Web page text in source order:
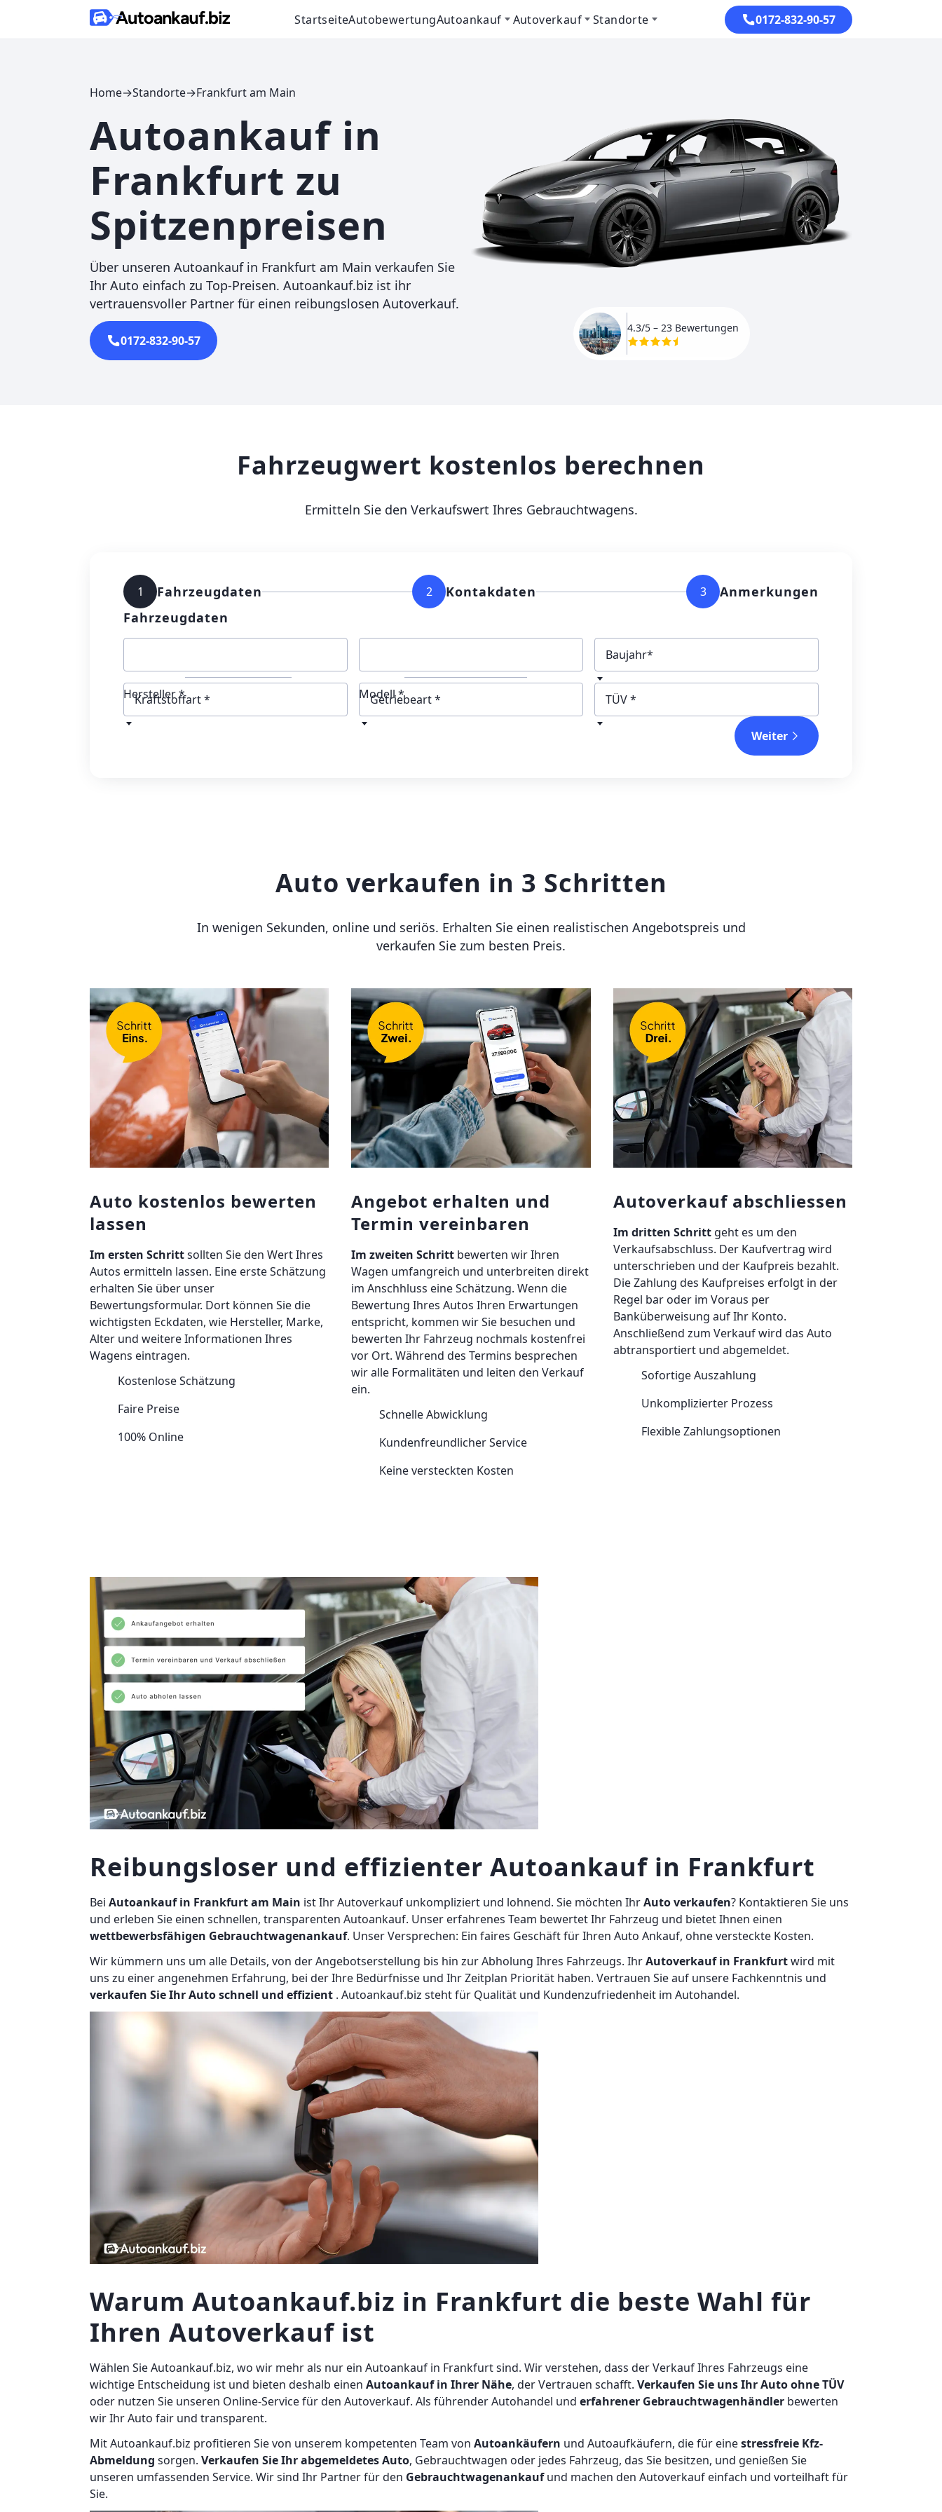
StartseiteAutobewertungAutoankauf Autoverkauf Standorte 0172-832-90-57
Home→Standorte→Frankfurt am Main
Autoankauf in
Frankfurt zu
Spitzenpreisen
Über unseren Autoankauf in Frankfurt am Main verkaufen Sie
Ihr Auto einfach zu Top-Preisen. Autoankauf.biz ist ihr
vertrauensvoller Partner für einen reibungslosen Autoverkauf.
0172-832-90-57
4.3/5– 23 Bewertungen
Fahrzeugwert kostenlos berechnen
Ermitteln Sie den Verkaufswert Ihres Gebrauchtwagens.
1 Fahrzeugdaten 2 Kontakdaten 3
Anmerkungen
Fahrzeugdaten
Hersteller * Modell *
Baujahr
Weiter
Auto verkaufen in 3 Schritten
In wenigen Sekunden, online und seriös. Erhalten Sie einen realistischen Angebotspreis und
verkaufen Sie zum besten Preis.
Auto kostenlos bewerten
lassen
Im ersten Schrittsollten Sie den Wert Ihres
Autos ermitteln lassen. Eine erste Schätzung
erhalten Sie über unser
Bewertungsformular. Dort können Sie die
wichtigsten Eckdaten, wie Hersteller, Marke,
Alter und weitere Informationen Ihres
Wagens eintragen.
Kostenlose Schätzung
Faire Preise
100% Online
Angebot erhalten und
Termin vereinbaren
Im zweiten Schritt bewerten wir Ihren
Wagen umfangreich und unterbreiten direkt
im Anschhluss eine Schätzung. Wenn die
Bewertung Ihres Autos Ihren Erwartungen
entspricht, kommen wir Sie besuchen und
bewerten Ihr Fahrzeug nochmals kostenfrei
vor Ort. Während des Termins besprechen
wir alle Formalitäten und leiten den Verkauf
ein.
Schnelle Abwicklung
Kundenfreundlicher Service
Keine versteckten Kosten
Autoverkauf abschliessen
Im dritten Schrittgeht es um den
Verkaufsabschluss. Der Kaufvertrag wird
unterschrieben und der Kaufpreis bezahlt.
Die Zahlung des Kaufpreises erfolgt in der
Regel bar oder im Voraus per
Banküberweisung auf Ihr Konto.
Anschließend zum Verkauf wird das Auto
abtransportiert und abgemeldet.
Sofortige Auszahlung
Unkomplizierter Prozess
Flexible Zahlungsoptionen
Reibungsloser und effizienter Autoankauf in Frankfurt
Bei Autoankauf in Frankfurt am Main ist Ihr Autoverkauf unkompliziert und lohnend. Sie möchten IhrAuto verkaufen? Kontaktieren Sie uns
und erleben Sie einen schnellen, transparenten Autoankauf. Unser erfahrenes Team bewertet Ihr Fahrzeug und bietet Ihnen einen
wettbewerbsfähigen Gebrauchtwagenankauf. Unser Versprechen: Ein faires Geschäft für Ihren Auto Ankauf, ohne versteckte Kosten.
Wir kümmern uns um alle Details, von der Angebotserstellung bis hin zur Abholung Ihres Fahrzeugs. IhrAutoverkauf in Frankfurtwird mit
uns zu einer angenehmen Erfahrung, bei der Ihre Bedürfnisse und Ihr Zeitplan Priorität haben. Vertrauen Sie auf unsere Fachkenntnis und
verkaufen Sie Ihr Auto schnell und effizient . Autoankauf.biz steht für Qualität und Kundenzufriedenheit im Autohandel.
Warum Autoankauf.biz in Frankfurt die beste Wahl für
Ihren Autoverkauf ist
Wählen Sie Autoankauf.biz, wo wir mehr als nur ein Autoankauf in Frankfurt sind. Wir verstehen, dass der Verkauf Ihres Fahrzeugs eine
wichtige Entscheidung ist und bieten deshalb einen Autoankauf in Ihrer Nähe, der Vertrauen schafft. Verkaufen Sie uns Ihr Auto ohne TÜV
oder nutzen Sie unseren Online-Service für den Autoverkauf. Als führender Autohandel und erfahrener Gebrauchtwagenhändler bewerten
wir Ihr Auto fair und transparent.
Mit Autoankauf.biz profitieren Sie von unserem kompetenten Team von Autoankäufern und Autoaufkäufern, die für einestressfreie Kfz-
Abmeldung sorgen. Verkaufen Sie Ihr abgemeldetes Auto, Gebrauchtwagen oder jedes Fahrzeug, das Sie besitzen, und genießen Sie
unseren umfassenden Service. Wir sind Ihr Partner für den Gebrauchtwagenankaufund machen den Autoverkauf einfach und vorteilhaft für
Sie.